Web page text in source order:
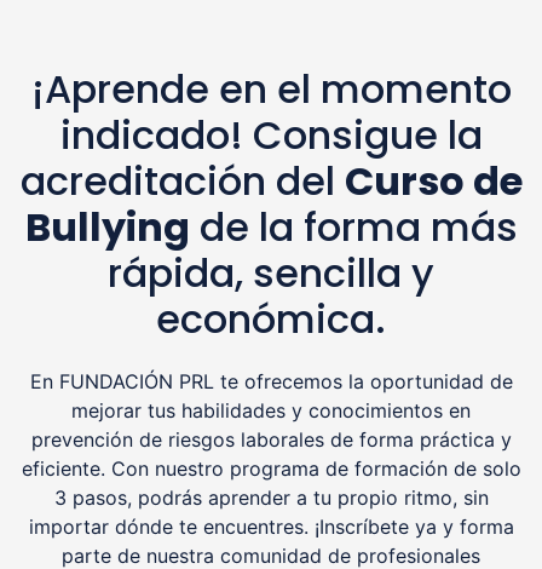
¡Aprende en el momento
indicado! Consigue la
acreditación del Curso de
Bullying de la forma más
rápida, sencilla y
económica.
En FUNDACIÓN PRL te ofrecemos la oportunidad de
mejorar tus habilidades y conocimientos en
prevención de riesgos laborales de forma práctica y
eficiente. Con nuestro programa de formación de solo
3 pasos, podrás aprender a tu propio ritmo, sin
importar dónde te encuentres. ¡Inscríbete ya y forma
parte de nuestra comunidad de profesionales